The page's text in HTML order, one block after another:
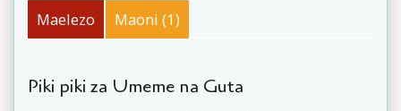
Maelezo Maoni (1)
Piki piki za Umeme na Guta